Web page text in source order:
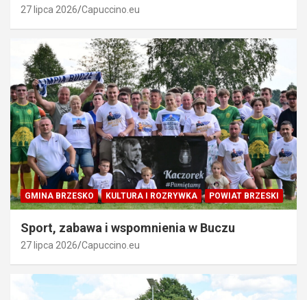
27 lipca 2026 Capuccino.eu
GMINA BRZESKO KULTURA I ROZRYWKA POWIAT BRZESKI
Sport, zabawa i wspomnienia w Buczu
27 lipca 2026 Capuccino.eu